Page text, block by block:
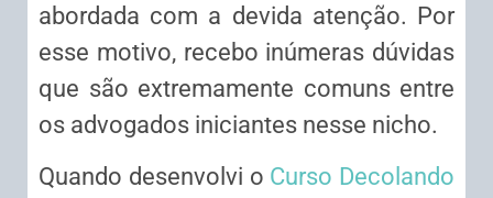
abordada com a devida atenção. Por
esse motivo, recebo inúmeras dúvidas
que são extremamente comuns entre
os advogados iniciantes nesse nicho.
Quando desenvolvi o Curso Decolando